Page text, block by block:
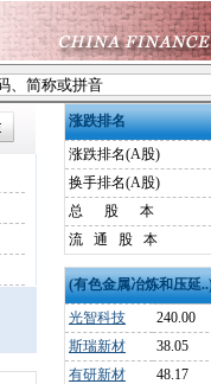
涨跌排名
涨跌排名(A股)
换手排名(A股)
总
股 本
流
通 股 本
(有色金属冶炼和压延
光智科技
240.00
斯瑞新材
38.05
有研新材
48.17